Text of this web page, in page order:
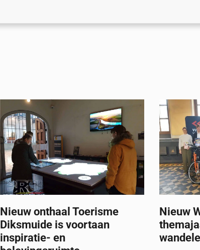
Nieuw onthaal Toerisme
Diksmuide is voortaan
inspiratie- en
Nieuw